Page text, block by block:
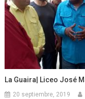
La Guaira| Liceo José
20 septiembre, 2019